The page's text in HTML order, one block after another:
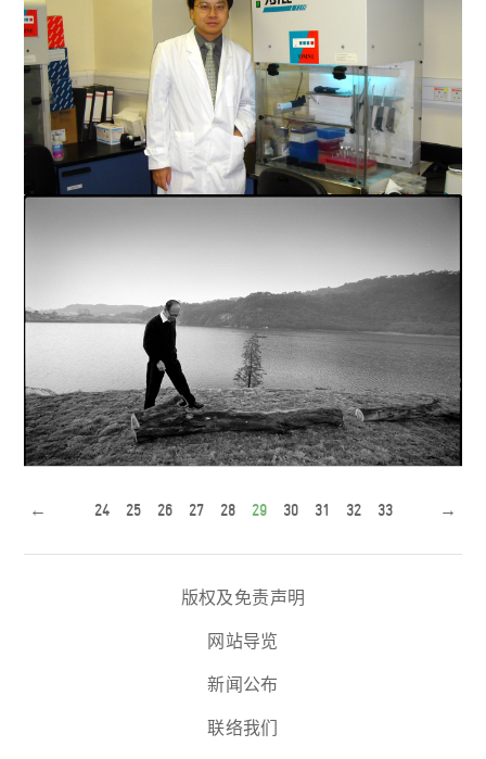
零三年沙士一役，中大研究出简易快捷准确的沙士测试，
这正是卢煜明的杰作。
李先生认为内心的富贵才是真富贵
← 24 25 26 27 28 29 30 31 32 33 →
版权及免责声明
网站导览
新闻公布
联络我们